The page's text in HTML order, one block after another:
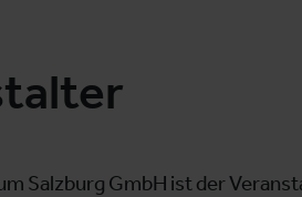
Salzburg GmbH ist der